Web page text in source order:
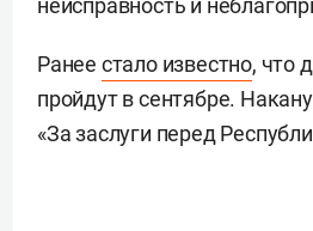
неисправность и
Ранее стало известно, что
пройдут в сентябре.
«За заслуги перед